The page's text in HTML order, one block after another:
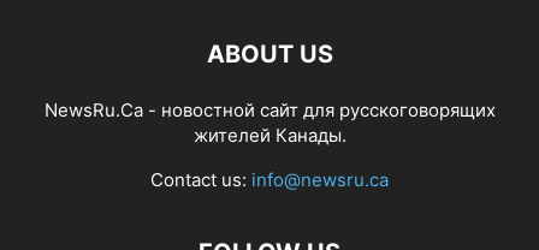
ABOUT US
NewsRu.Ca - новостной сайт для русскоговорящих
жителей Канады.
Contact us: info@newsru.ca